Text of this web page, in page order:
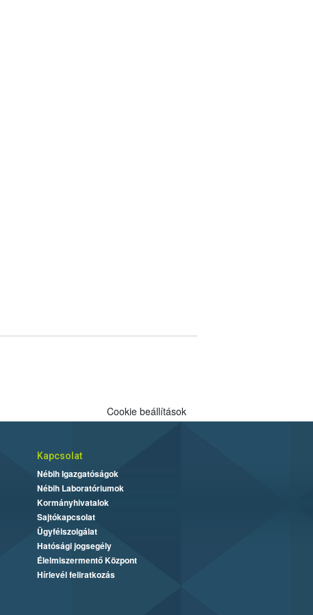
Cookie beállítások
Kapcsolat
Nébih Igazgatóságok
Nébih Laboratóriumok
Kormányhivatalok
Sajtókapcsolat
Ügyfélszolgálat
Hatósági jogsegély
Élelmiszermentő Központ
Hírlevél feliratkozás